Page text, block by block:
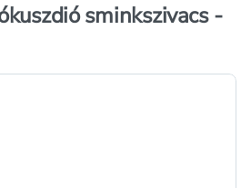
sminkszivacs -